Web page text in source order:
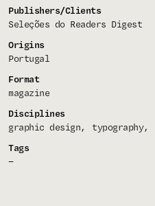
Publishers/Clients
Seleções do Readers Digest
Origins
Portugal
Format
magazine
Disciplines
graphic design
typography
Tags
—